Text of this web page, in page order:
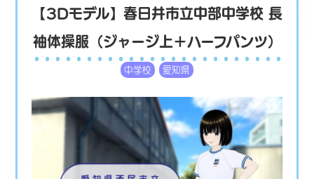
【3Dモデル】春日井市立中部中学校 長
袖体操服（ジャージ上＋ハーフパンツ）
中学校 愛知県